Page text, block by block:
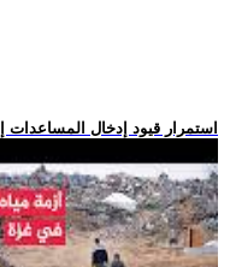
.. استمرار قيود إدخال المساعدات